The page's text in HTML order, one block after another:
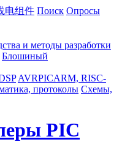
电组件 Поиск Опросы
и методы разработки
Блошиный
AVRPICARM, RISC-
протоколы Схемы,
PIC